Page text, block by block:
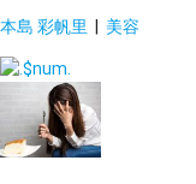
本島 彩帆里 | 美容